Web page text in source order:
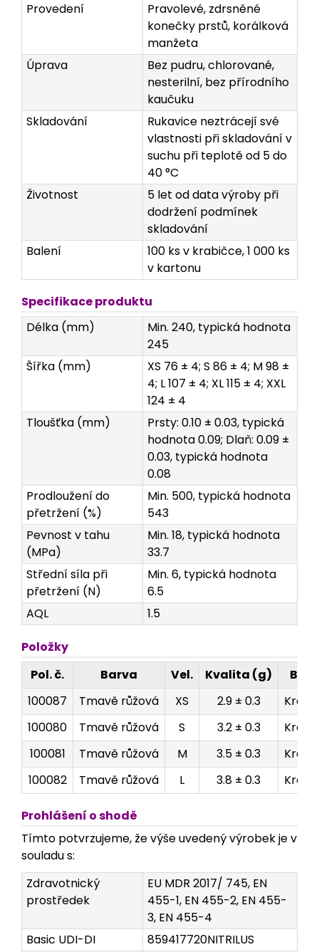
Provedení
Pravolevé, zdrsněné
konečky prstů, korálková
manžeta
Úprava
Bez pudru, chlorované,
nesterilní, bez přírodního
kaučuku
Skladování
Rukavice neztrácejí své
vlastnosti při skladování v
suchu při teplotě od 5 do
40 °C
Životnost
5 let od data výroby při
dodržení podmínek
skladování
Balení
100 ks v krabičce, 1 000 ks
v kartonu
Specifikace produktu
Délka (mm)
Min. 240, typická hodnota
245
Šířka (mm)
XS 76 ± 4; S 86 ± 4; M 98 ±
4; L 107 ± 4; XL 115 ± 4; XXL
124 ± 4
Tloušťka (mm)
Prsty: 0.10 ± 0.03, typická
hodnota 0.09; Dlaň: 0.09 ±
0.03, typická hodnota
0.08
Prodloužení do
přetržení (%)
Min. 500, typická hodnota
543
Pevnost v tahu
(MPa)
Min. 18, typická hodnota
33.7
Střední síla při
přetržení (N)
Min. 6, typická hodnota
6.5
AQL
1.5
Položky
Pol. č.
Barva Vel. Kvalita (g)
100087
Tmavě růžová XS 2.9 ± 0.3
100080
Tmavě růžová S 3.2 ± 0.3
100081
Tmavě růžová M 3.5 ± 0.3
100082
Tmavě růžová L 3.8 ± 0.3
Prohlášení o shodě
Tímto potvrzujeme, že výše uvedený výrobek je v
souladu s:
Zdravotnický
prostředek
EU MDR 2017/ 745, EN
455-1, EN 455-2, EN 455-
3, EN 455-4
Basic UDI-DI
859417720NITRILUS